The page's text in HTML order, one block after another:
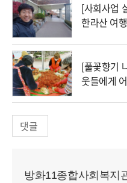
[사회사업
한라산 여
[풀꽃향기
웃들에게
댓글
방화11종합사회복지